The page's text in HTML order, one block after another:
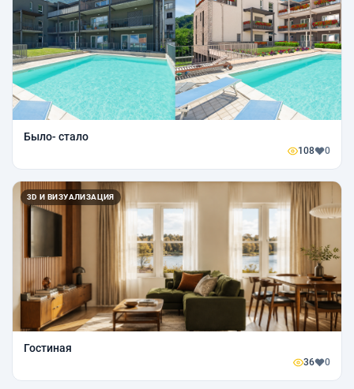
Было- стало
108 0
3D И ВИЗУАЛИЗАЦИЯ
Гостиная
36 0